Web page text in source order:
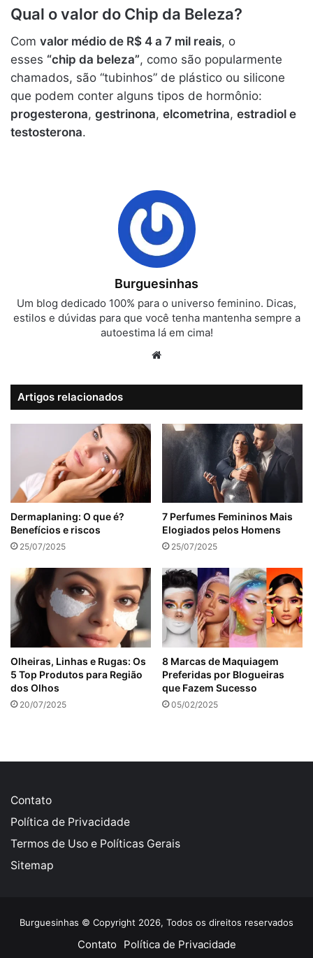
Qual o valor do Chip da Beleza?
Com valor médio de R$ 4 a 7 mil reais, o
esses “chip da beleza”, como são popularmente
chamados, são “tubinhos” de plástico ou silicone
que podem conter alguns tipos de hormônio:
progesterona, gestrinona, elcometrina, estradiol e
testosterona.
Burguesinhas
Um blog dedicado 100% para o universo feminino. Dicas,
estilos e dúvidas para que você tenha mantenha sempre a
autoestima lá em cima!
Artigos relacionados
Dermaplaning: O que é?
Benefícios e riscos
25/07/2025
7 Perfumes Femininos Mais
Elogiados pelos Homens
25/07/2025
Olheiras, Linhas e Rugas: Os
5 Top Produtos para Região
dos Olhos
20/07/2025
8 Marcas de Maquiagem
Preferidas por Blogueiras
que Fazem Sucesso
05/02/2025
Contato
Política de Privacidade
Termos de Uso e Políticas Gerais
Sitemap
Burguesinhas © Copyright 2026, Todos os direitos reservados
Contato Política de Privacidade